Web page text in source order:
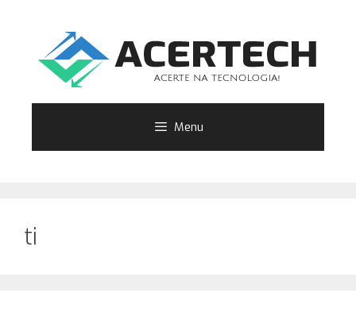
conteúdo
Menu
ti